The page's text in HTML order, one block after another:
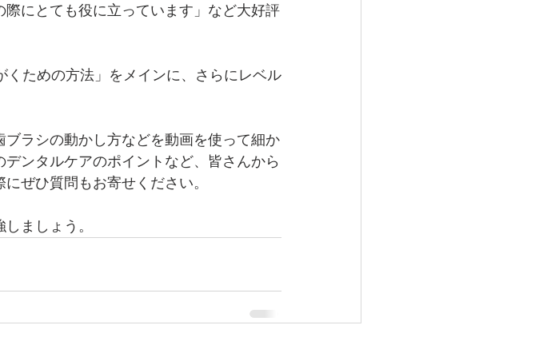
にとても役に立っています」など大好評
ための方法」をメインに、さらにレベル
ラシの動かし方などを動画を使って細か
ンタルケアのポイントなど、皆さんから
ぜひ質問もお寄せください。
ましょう。